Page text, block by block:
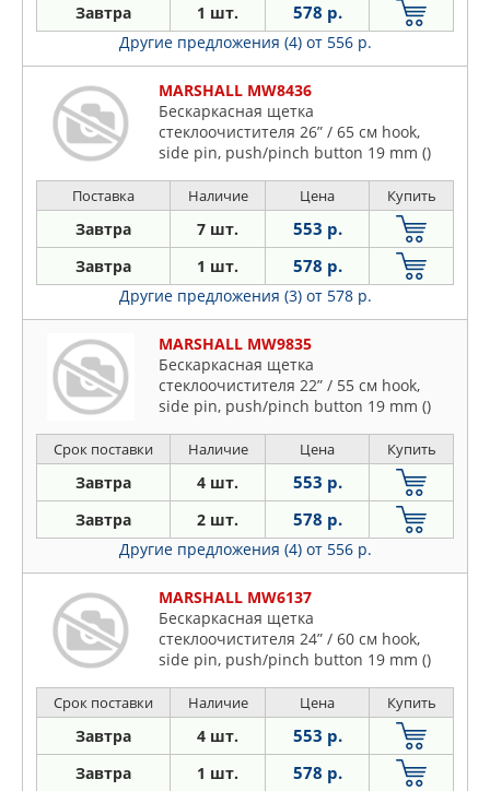
Завтра 1 шт. 578 р.
Другие предложения (4) от 556 р.
MARSHALL MW8436
Бескаркасная щетка
стеклоочистителя 26” / 65 см hook,
side pin, push/pinch button 19 mm ()
Поставка Наличие Цена Купить
Завтра 7 шт. 553 р.
Завтра 1 шт. 578 р.
Другие предложения (3) от 578 р.
MARSHALL MW9835
Бескаркасная щетка
стеклоочистителя 22” / 55 см hook,
side pin, push/pinch button 19 mm ()
Срок поставки Наличие Цена Купить
Завтра 4 шт. 553 р.
Завтра 2 шт. 578 р.
Другие предложения (4) от 556 р.
MARSHALL MW6137
Бескаркасная щетка
стеклоочистителя 24” / 60 см hook,
side pin, push/pinch button 19 mm ()
Срок поставки Наличие Цена Купить
Завтра 4 шт. 553 р.
Завтра 1 шт. 578 р.